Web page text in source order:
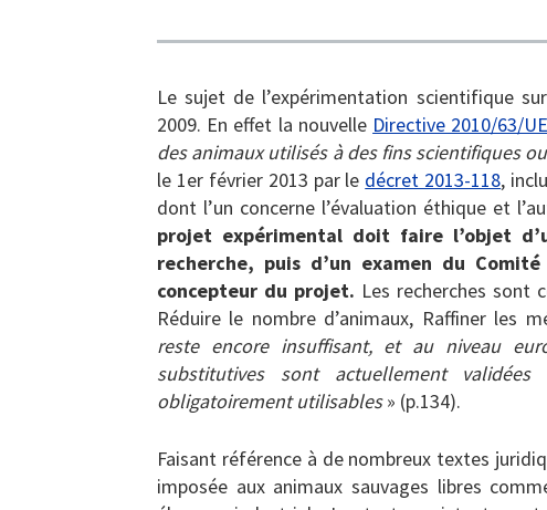
Le sujet de l’expérimentation scientifique
2009. En effet la nouvelle Directive 2010/63/
des animaux utilisés à des fins scientifiques
le 1er février 2013 par le décret 2013-118,
dont l’un concerne l’évaluation éthique et
projet expérimental doit faire l’objet
recherche, puis d’un examen du
concepteur du projet. Les recherches sont
Réduire le nombre d’animaux, Raffiner les
reste encore insuffisant, et au niveau
substitutives sont actuellement
obligatoirement utilisables» (p.134).
Faisant référence à de nombreux textes
imposée aux animaux sauvages libres